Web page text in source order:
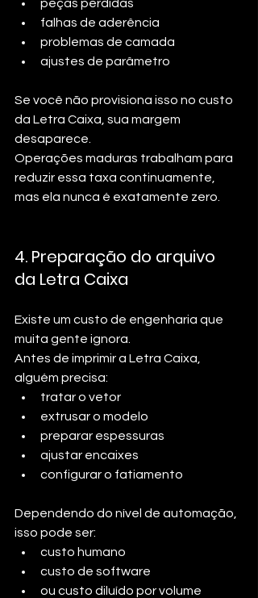
peças perdidas
falhas de aderência
problemas de camada
ajustes de parâmetro
Se você não provisiona isso no custo
da Letra Caixa, sua margem
desaparece.
Operações maduras trabalham para
reduzir essa taxa continuamente,
mas ela nunca é exatamente zero.
4. Preparação do arquivo
da Letra Caixa
Existe um custo de engenharia que
muita gente ignora.
Antes de imprimir a Letra Caixa,
alguém precisa:
tratar o vetor
extrusar o modelo
preparar espessuras
ajustar encaixes
configurar o fatiamento
Dependendo do nível de automação,
isso pode ser:
custo humano
custo de software
ou custo diluído por volume